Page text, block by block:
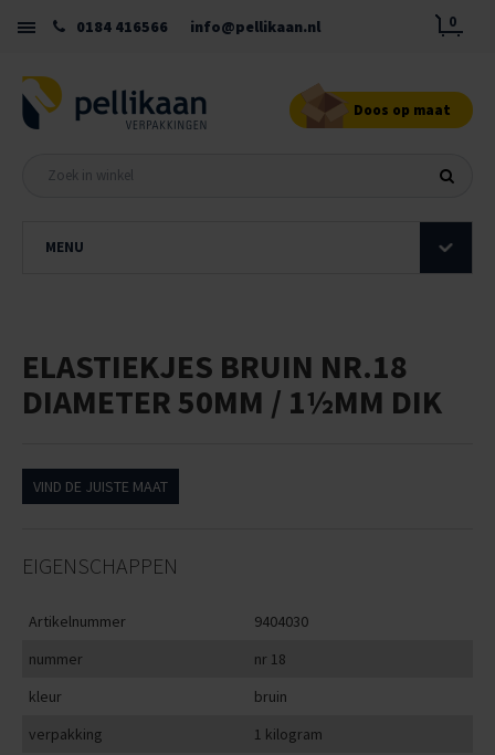
0184 416566 info@pellikaan.nl 0
Doos op maat
MENU
ELASTIEKJES BRUIN NR.18
DIAMETER 50MM / 1½MM DIK
VIND DE JUISTE MAAT
EIGENSCHAPPEN
Artikelnummer
9404030
nummer
nr 18
kleur
bruin
verpakking
1 kilogram